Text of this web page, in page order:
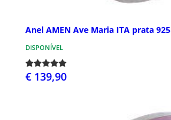
Anel AMEN Ave Maria ITA prata 925
DISPONÍVEL
€ 139,90